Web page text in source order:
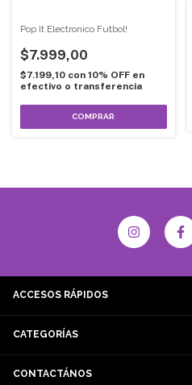
Pop It Electronico Futbol!
$7.999,00
$7.199,10 con 10% OFF en
efectivo o transferencia
ACCESOS RÁPIDOS
CATEGORÍAS
CONTACTÁNOS